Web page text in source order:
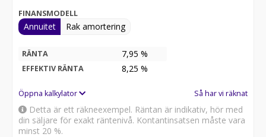
FINANSMODELL
Annuitet Rak amortering
RÄNTA 7,95 %
EFFEKTIV RÄNTA 8,25 %
Öppna kalkylator Så har vi räknat
Detta är ett räkneexempel. Räntan är indikativ, hör med
din säljare för exakt räntenivå. Kontantinsatsen måste vara
minst 20 %.